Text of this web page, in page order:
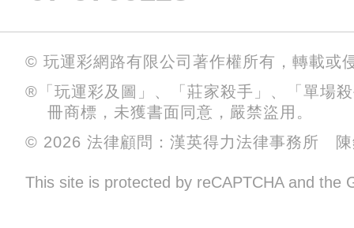
© 玩運彩網路有限公司著作權所有，轉載或
®「玩運彩及圖」、「莊家殺手」、「單場
冊商標，未獲書面同意，嚴禁盜用。
© 2026 法律顧問：漢英得力法律事務所 陳
This site is protected by reCAPTCHA and the